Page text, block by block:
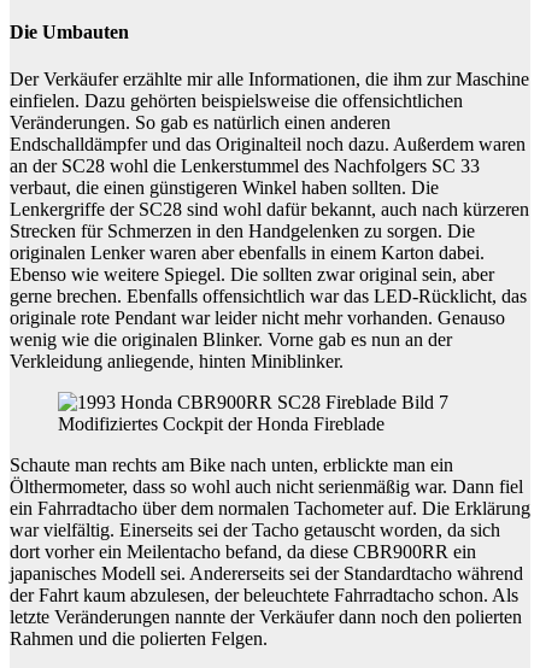
Die Umbauten
Der Verkäufer erzählte mir alle Informationen, die ihm zur Maschine
einfielen. Dazu gehörten beispielsweise die offensichtlichen
Veränderungen. So gab es natürlich einen anderen
Endschalldämpfer und das Originalteil noch dazu. Außerdem waren
an der SC28 wohl die Lenkerstummel des Nachfolgers SC 33
verbaut, die einen günstigeren Winkel haben sollten. Die
Lenkergriffe der SC28 sind wohl dafür bekannt, auch nach kürzeren
Strecken für Schmerzen in den Handgelenken zu sorgen. Die
originalen Lenker waren aber ebenfalls in einem Karton dabei.
Ebenso wie weitere Spiegel. Die sollten zwar original sein, aber
gerne brechen. Ebenfalls offensichtlich war das LED-Rücklicht, das
originale rote Pendant war leider nicht mehr vorhanden. Genauso
wenig wie die originalen Blinker. Vorne gab es nun an der
Verkleidung anliegende, hinten Miniblinker.
Modifiziertes Cockpit der Honda Fireblade
Schaute man rechts am Bike nach unten, erblickte man ein
Ölthermometer, dass so wohl auch nicht serienmäßig war. Dann fiel
ein Fahrradtacho über dem normalen Tachometer auf. Die Erklärung
war vielfältig. Einerseits sei der Tacho getauscht worden, da sich
dort vorher ein Meilentacho befand, da diese CBR900RR ein
japanisches Modell sei. Andererseits sei der Standardtacho während
der Fahrt kaum abzulesen, der beleuchtete Fahrradtacho schon. Als
letzte Veränderungen nannte der Verkäufer dann noch den polierten
Rahmen und die polierten Felgen.